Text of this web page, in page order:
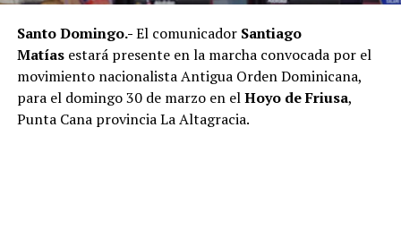
Santo Domingo.-El comunicadorSantiago
Matíasestará presente en la marcha convocada por el
movimiento nacionalista Antigua Orden Dominicana,
para el domingo 30 de marzo en elHoyo de Friusa,
Punta Cana provincia La Altagracia.